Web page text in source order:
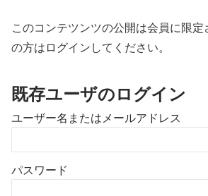
このコンテツンツの公開は会員に限定
の方はログインしてください。
既存ユーザのログイン
ユーザー名またはメールアドレス
パスワード